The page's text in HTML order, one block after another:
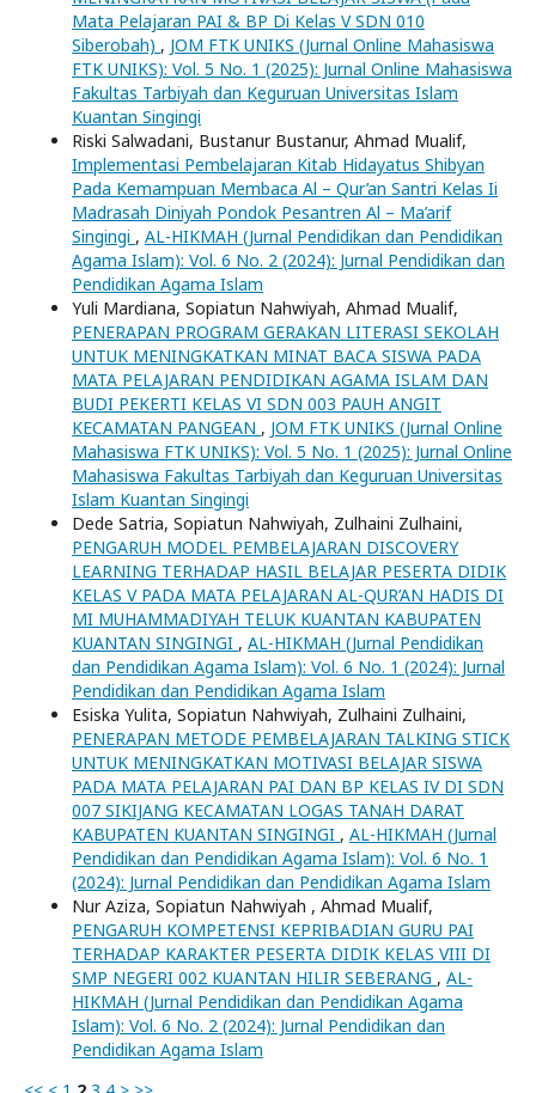
Mata Pelajaran PAI & BP Di Kelas V SDN 010
Siberobah) , JOM FTK UNIKS (Jurnal Online Mahasiswa
FTK UNIKS): Vol. 5 No. 1 (2025): Jurnal Online Mahasiswa
Fakultas Tarbiyah dan Keguruan Universitas Islam
Kuantan Singingi
Riski Salwadani, Bustanur Bustanur, Ahmad Mualif,
Implementasi Pembelajaran Kitab Hidayatus Shibyan
Pada Kemampuan Membaca Al – Qur’an Santri Kelas Ii
Madrasah Diniyah Pondok Pesantren Al – Ma’arif
Singingi , AL-HIKMAH (Jurnal Pendidikan dan Pendidikan
Agama Islam): Vol. 6 No. 2 (2024): Jurnal Pendidikan dan
Pendidikan Agama Islam
Yuli Mardiana, Sopiatun Nahwiyah, Ahmad Mualif,
PENERAPAN PROGRAM GERAKAN LITERASI SEKOLAH
UNTUK MENINGKATKAN MINAT BACA SISWA PADA
MATA PELAJARAN PENDIDIKAN AGAMA ISLAM DAN
BUDI PEKERTI KELAS VI SDN 003 PAUH ANGIT
KECAMATAN PANGEAN , JOM FTK UNIKS (Jurnal Online
Mahasiswa FTK UNIKS): Vol. 5 No. 1 (2025): Jurnal Online
Mahasiswa Fakultas Tarbiyah dan Keguruan Universitas
Islam Kuantan Singingi
Dede Satria, Sopiatun Nahwiyah, Zulhaini Zulhaini,
PENGARUH MODEL PEMBELAJARAN DISCOVERY
LEARNING TERHADAP HASIL BELAJAR PESERTA DIDIK
KELAS V PADA MATA PELAJARAN AL-QUR’AN HADIS DI
MI MUHAMMADIYAH TELUK KUANTAN KABUPATEN
KUANTAN SINGINGI , AL-HIKMAH (Jurnal Pendidikan
dan Pendidikan Agama Islam): Vol. 6 No. 1 (2024): Jurnal
Pendidikan dan Pendidikan Agama Islam
Esiska Yulita, Sopiatun Nahwiyah, Zulhaini Zulhaini,
PENERAPAN METODE PEMBELAJARAN TALKING STICK
UNTUK MENINGKATKAN MOTIVASI BELAJAR SISWA
PADA MATA PELAJARAN PAI DAN BP KELAS IV DI SDN
007 SIKIJANG KECAMATAN LOGAS TANAH DARAT
KABUPATEN KUANTAN SINGINGI , AL-HIKMAH (Jurnal
Pendidikan dan Pendidikan Agama Islam): Vol. 6 No. 1
(2024): Jurnal Pendidikan dan Pendidikan Agama Islam
Nur Aziza, Sopiatun Nahwiyah , Ahmad Mualif,
PENGARUH KOMPETENSI KEPRIBADIAN GURU PAI
TERHADAP KARAKTER PESERTA DIDIK KELAS VIII DI
SMP NEGERI 002 KUANTAN HILIR SEBERANG , AL-
HIKMAH (Jurnal Pendidikan dan Pendidikan Agama
Islam): Vol. 6 No. 2 (2024): Jurnal Pendidikan dan
Pendidikan Agama Islam